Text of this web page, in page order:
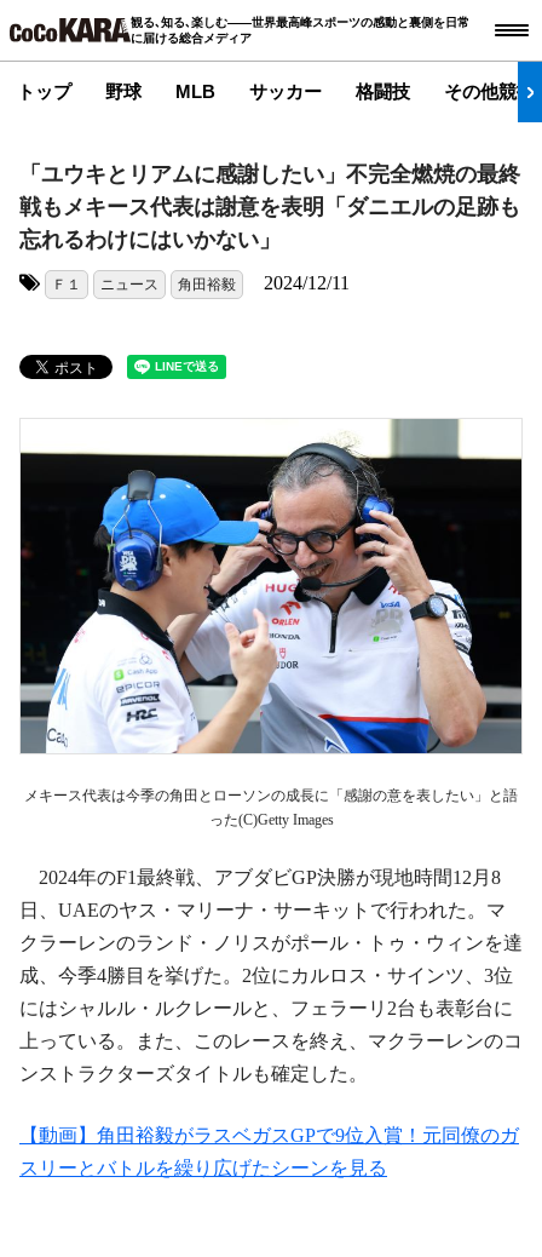
観る､知る､楽しむ――世界最高峰スポーツの感動と裏側を日常
に届ける総合メディア
トップ 野球 MLB サッカー 格闘技 その他競技
「ユウキとリアムに感謝したい」不完全燃焼の最終
戦もメキース代表は謝意を表明「ダニエルの足跡も
忘れるわけにはいかない」
Ｆ１ ニュース 角田裕毅 2024/12/11
メキース代表は今季の角田とローソンの成長に「感謝の意を表したい」と語
った(C)Getty Images
2024年のF1最終戦、アブダビGP決勝が現地時間12月8
日、UAEのヤス・マリーナ・サーキットで行われた。マ
クラーレンのランド・ノリスがポール・トゥ・ウィンを達
成、今季4勝目を挙げた。2位にカルロス・サインツ、3位
にはシャルル・ルクレールと、フェラーリ2台も表彰台に
上っている。また、このレースを終え、マクラーレンのコ
ンストラクターズタイトルも確定した。
【動画】角田裕毅がラスベガスGPで9位入賞！元同僚のガ
スリーとバトルを繰り広げたシーンを見る